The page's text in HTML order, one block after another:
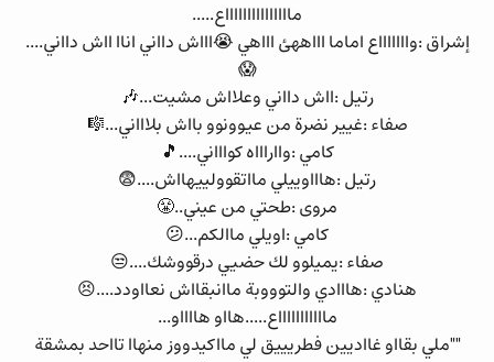
ماااااااااااااااع.....
إشراق :واااااااع اماما اااههئ اااهي 😭اااش دااني اناا ااش دااني....
😱
رتيل :ااش دااني وعلااش مشيت...🎶
صفاء :غيير نضرة من عيوونوو بااش بلاااني...🎼
كامي :وااراااه كواااني....🎵
رتيل :هاااوييلي مااتقوولييهااش....😨
مروى :طحتي من عيني..😤
كامي :اويلي ماالكم...😕
صفاء :يميلوو لك حضيي درقووشك....😒
هنادي :هااادي والتوووبة ماانبقااش نعااودد....😣
ماااااااااااع.....هااو هااااو...
""ملي بقااو غااديين فطريييق لي مااكيدووز منهاا تااحد بمشقة